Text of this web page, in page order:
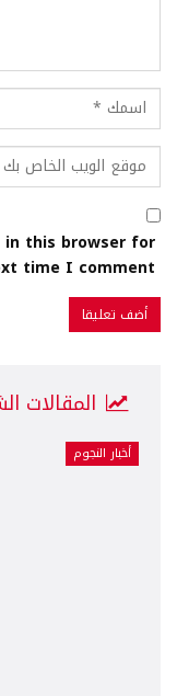
in this browser for
time I comment.
المقالات
أخبار النجوم